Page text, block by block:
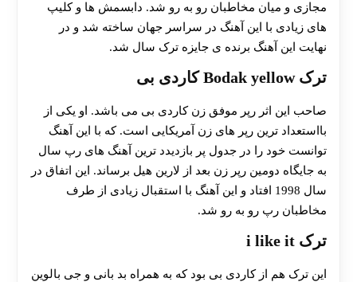
مجازی و میان مخاطبان رو به رو شد. دابسمش ها و کلیپ
های زیادی با این آهنگ در سراسر جهان ساخته شد و در
نهایت این آهنگ برنده ی جایزه ترک سال شد.
ترک Bodak yellow کاردی بی
صاحب این اثر رپر موفق زن کاردی بی می باشد. او یکی از
بااستعداد ترین رپر های زن آمریکایی است. که با این آهنگ
توانست خود را در جدول پر بازدیدد ترین آهنگ های رپ سال
به جایگاه دومین رپر زن بعد از لارین هیل برساند. این اتفاق در
سال 1998 افتاد و این آهنگ با استقبال زیادی از طرف
مخاطبان رپ رو به رو شد.
ترک i like it
این ترک هم از کاردی بی بود که به همراه بد بانی و جی بالوین